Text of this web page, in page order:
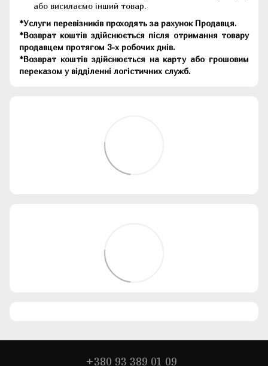
або висилаємо інший товар.
*Услуги перевізників проходять за рахунок Продавця.
*Возврат коштів здійснюється після отримання товару
продавцем протягом 3-х робочих днів.
*Возврат коштів здійснюється на карту або грошовим
переказом у відділенні логістичних служб.
+380 93 389 01 09